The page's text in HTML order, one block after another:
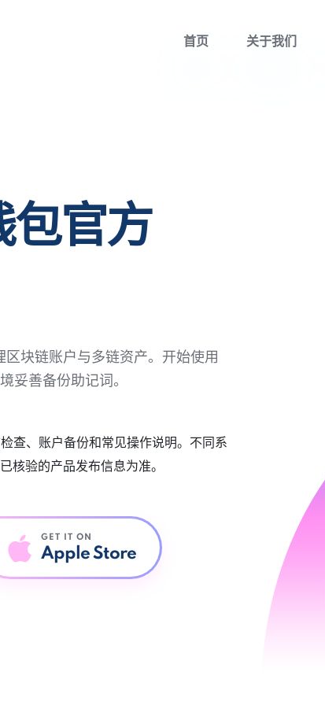
首页 关于我们
官方
块链账户与多链资产。开始使用
妥善备份助记词。
查、账户备份和常见操作说明。不同系
核验的产品发布信息为准。
GET IT ON
Apple Store